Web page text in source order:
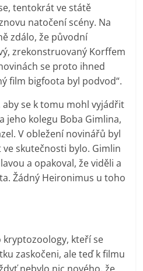
tentokrát ve státě
natočení scény. Na
zdálo, že původní
zrekonstruovaný Korffem
se proto ihned
film bigfoota byl podvod“.
se k tomu mohl vyjádřit
jeho kolegu Boba Gimlina,
V obležení novinářů byl
skutečnosti bylo. Gimlin
a opakoval, že viděli a
Žádný Heironimus u toho
kteří se
zaskočeni, ale teď k filmu
nebylo nic nového, že